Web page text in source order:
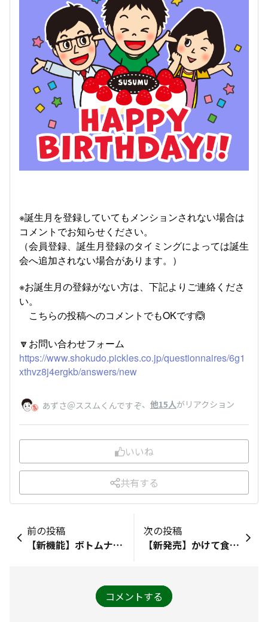
※誕生月を登録していてもメンションされない場合は
コメントでお知らせください。
（会員登録、誕生月登録のタイミングによっては誕生
会へ追加されない場合があります。）
※お誕生月の登録がない方は、下記よりご連絡くださ
い。
こちらの投稿へのコメントでもOKです🙆
🔽お問い合わせフォーム
https://www.shokudo.pickles.co.jp/questionnaires/6g1
xthvz8j4ergkb/answers/new
あずさ＠ススムくんですぞ、 他15人がリアクション
いいね
共有する
前の投稿
【新機能】ボトムナビゲーション
次の投稿
【新発売】かけて食べる 梅だれ
コメントする